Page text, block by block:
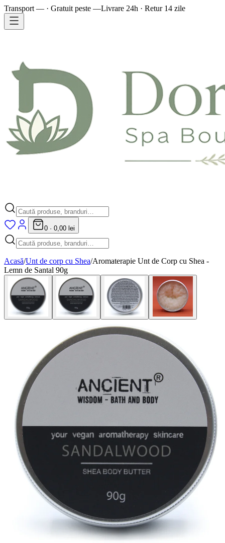
Transport — · Gratuit peste —Livrare 24h · Retur 14 zile
0 · 0,00 lei
Acasă/Unt de corp cu Shea/Aromaterapie Unt de Corp cu Shea -
Lemn de Santal 90g